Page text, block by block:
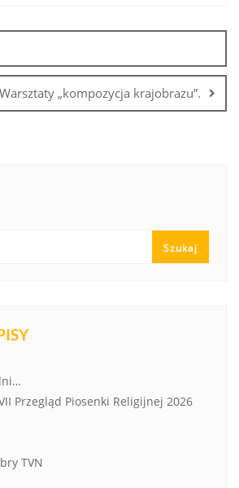
Warsztaty „kompozycja krajobrazu”.
Szukaj
Przegląd Piosenki Religijnej 2026
TVN